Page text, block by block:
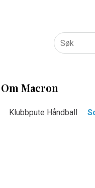
Om Macron
Klubbpute Håndball